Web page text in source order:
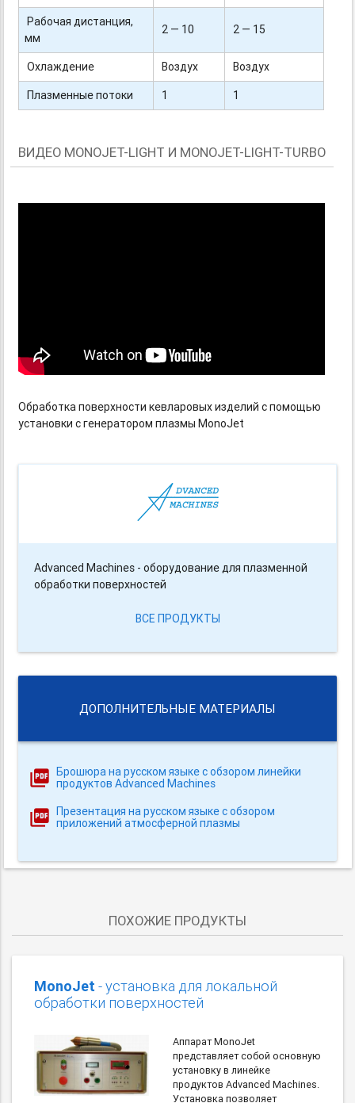
Рабочая дистанция,
мм
2 — 10 2 — 15
Охлаждение Воздух
Воздух
Плазменные потоки
1 1
ВИДЕО MONOJET-LIGHT И MONOJET-LIGHT-TURBO
Обработка поверхности кевларовых изделий с помощью
установки с генератором плазмы MonoJet
Advanced Machines - оборудование для плазменной
обработки поверхностей
ВСЕ ПРОДУКТЫ
ДОПОЛНИТЕЛЬНЫЕ МАТЕРИАЛЫ
Брошюра на русском языке с обзором линейки
продуктов Advanced Machines
Презентация на русском языке с обзором
приложений атмосферной плазмы
ПОХОЖИЕ ПРОДУКТЫ
MonoJet - установка для локальной
обработки поверхностей
Аппарат MonoJet
представляет собой основную
установку в линейке
продуктов Advanced Machines.
Установка позволяет